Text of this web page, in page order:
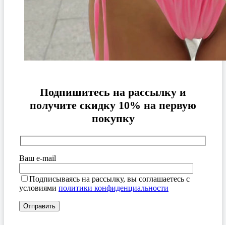
Подпишитесь на рассылку и
получите скидку 10% на первую
покупку
Ваш e-mail
Подписываясь на рассылку, вы соглашаетесь с
условиями политики конфиденциальности